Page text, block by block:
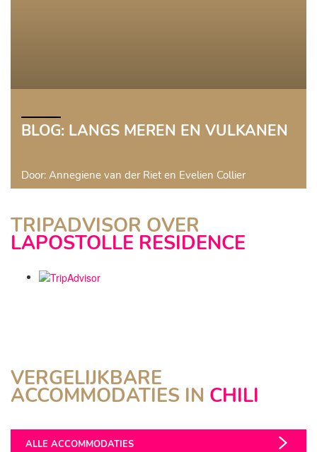
BLOG: LANGS MEREN EN VULKANEN
Door: Annegiene van der Riet en Evelien Collier
TRIPADVISOR OVER
LAPOSTOLLE RESIDENCE
VERGELIJKBARE
ACCOMMODATIES IN CHILI
VIÑA VIK
Colchague Valley
ALLE ACCOMMODATIES